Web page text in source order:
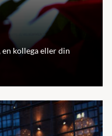
kollega eller din